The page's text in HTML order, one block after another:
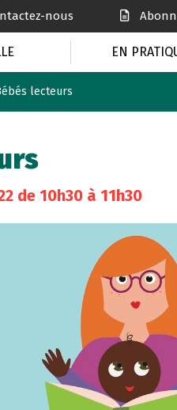
nous
EN
lecteurs
de 10h30 à 11h30